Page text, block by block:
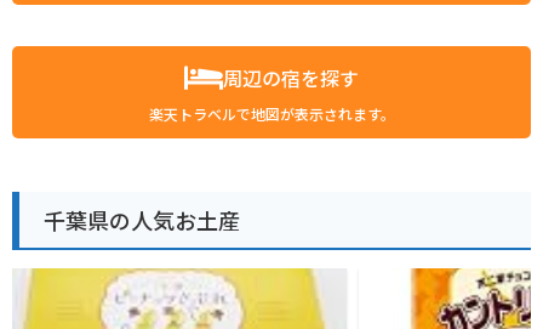
周辺の宿を探す
楽天トラベルで地図が表示されます。
千葉県の人気お土産